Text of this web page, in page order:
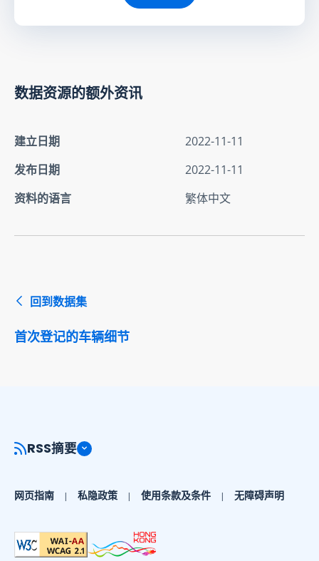
数据资源的额外资讯
建立日期
2022-11-11
发布日期
2022-11-11
资料的语言
繁体中文
回到数据集
首次登记的车辆细节
RSS摘要
网页指南 私隐政策 使用条款及条件 无障碍声明